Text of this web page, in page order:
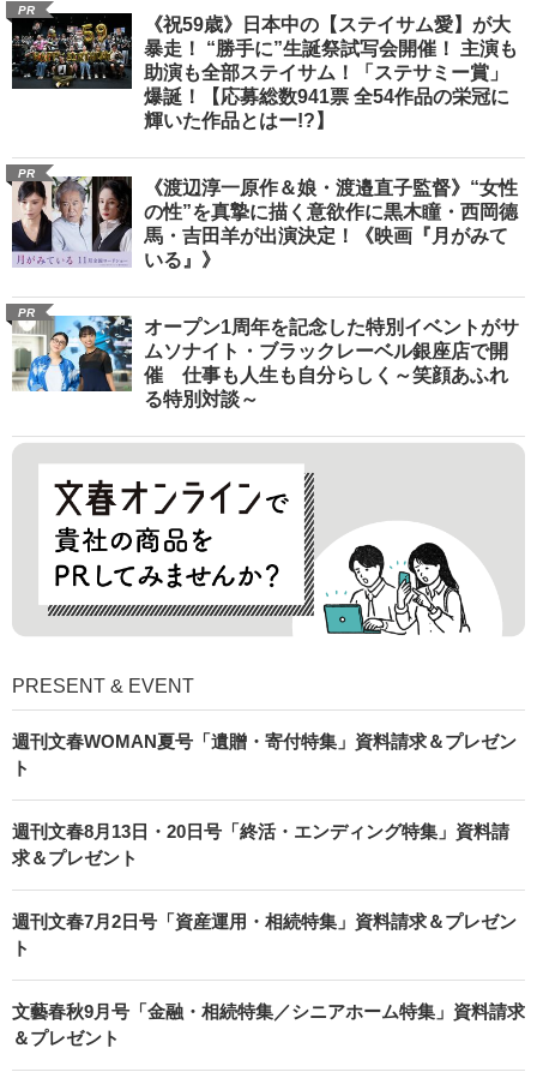
PR
《祝59歳》日本中の【ステイサム愛】が大
暴走！ “勝手に”生誕祭試写会開催！ 主演も
助演も全部ステイサム！「ステサミー賞」
爆誕！【応募総数941票 全54作品の栄冠に
輝いた作品とはー!?】
PR
《渡辺淳一原作＆娘・渡邉直子監督》“女性
の性”を真摯に描く意欲作に黒木瞳・西岡德
馬・吉田羊が出演決定！《映画『月がみて
いる』》
PR
オープン1周年を記念した特別イベントがサ
ムソナイト・ブラックレーベル銀座店で開
催 仕事も人生も自分らしく～笑顔あふれ
る特別対談～
PRESENT & EVENT
週刊文春WOMAN夏号「遺贈・寄付特集」資料請求＆プレゼン
ト
週刊文春8月13日・20日号「終活・エンディング特集」資料請
求＆プレゼント
週刊文春7月2日号「資産運用・相続特集」資料請求＆プレゼン
ト
文藝春秋9月号「金融・相続特集／シニアホーム特集」資料請求
＆プレゼント